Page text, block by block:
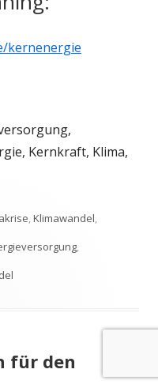
kernenergie
Kernkraft, Klima,
,Klimawandel,
,
für den